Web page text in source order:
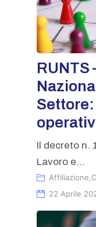
RUNTS
Il decreto n.
Lavoro e...
Affiliazione
22 Aprile